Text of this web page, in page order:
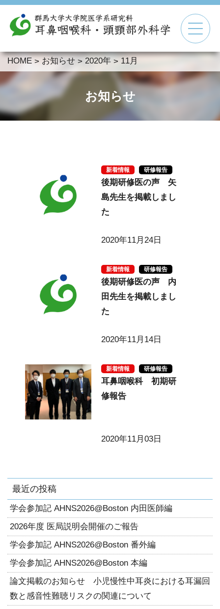
▼
HOME > お知らせ > 2020年 > 11月
お知らせ
新着情報 研修報告
後期研修医の声 矢
島先生を掲載しまし
た
2020年11月24日
新着情報 研修報告
後期研修医の声 内
田先生を掲載しまし
た
2020年11月14日
新着情報 研修報告
耳鼻咽喉科 初期研
修報告
2020年11月03日
最近の投稿
学会参加記 AHNS2026@Boston 内田医師編
2026年度 医局説明会開催のご報告
学会参加記 AHNS2026@Boston 番外編
学会参加記 AHNS2026@Boston 本編
論文掲載のお知らせ 小児慢性中耳炎における耳漏回
数と感音性難聴リスクの関連について